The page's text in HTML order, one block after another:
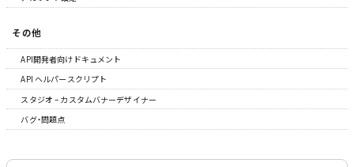
その他
API開発者向けドキュメント
API ヘルパースクリプト
スタジオ – カスタムバナーデザイナー
バグ・問題点